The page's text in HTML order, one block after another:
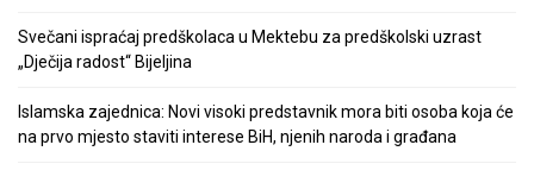
Svečani ispraćaj predškolaca u Mektebu za predškolski uzrast
„Dječija radost“ Bijeljina
Islamska zajednica: Novi visoki predstavnik mora biti osoba koja će
na prvo mjesto staviti interese BiH, njenih naroda i građana